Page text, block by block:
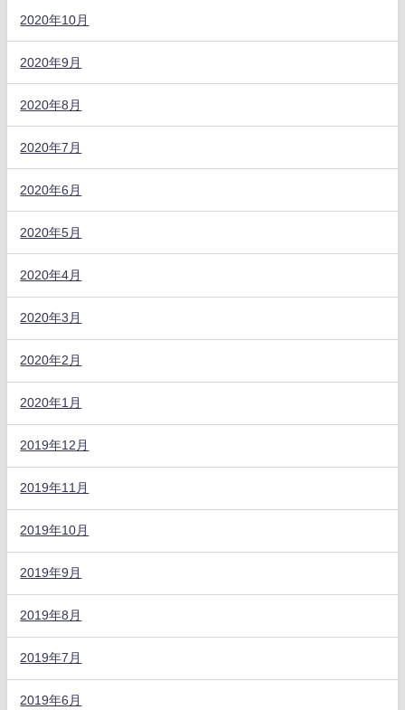
2020年10月
2020年9月
2020年8月
2020年7月
2020年6月
2020年5月
2020年4月
2020年3月
2020年2月
2020年1月
2019年12月
2019年11月
2019年10月
2019年9月
2019年8月
2019年7月
2019年6月